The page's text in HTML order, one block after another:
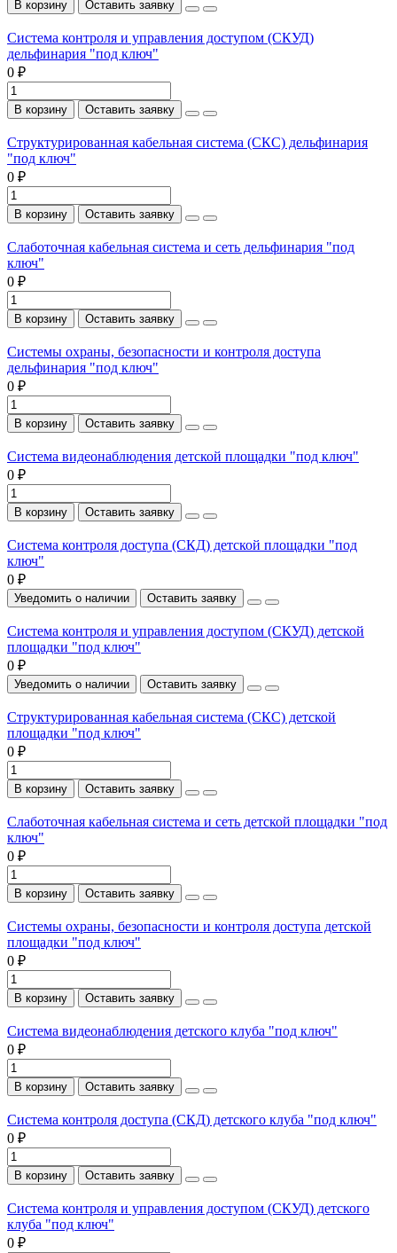
В корзину Оставить заявку
Система контроля и управления доступом (СКУД)
дельфинария "под ключ"
0 ₽
В корзину Оставить заявку
Структурированная кабельная система (СКС) дельфинария
"под ключ"
0 ₽
В корзину Оставить заявку
Слаботочная кабельная система и сеть дельфинария "под
ключ"
0 ₽
В корзину Оставить заявку
Системы охраны, безопасности и контроля доступа
дельфинария "под ключ"
0 ₽
В корзину Оставить заявку
Система видеонаблюдения детской площадки "под ключ"
0 ₽
В корзину Оставить заявку
Система контроля доступа (СКД) детской площадки "под
ключ"
0 ₽
Уведомить о наличии Оставить заявку
Система контроля и управления доступом (СКУД) детской
площадки "под ключ"
0 ₽
Уведомить о наличии Оставить заявку
Структурированная кабельная система (СКС) детской
площадки "под ключ"
0 ₽
В корзину Оставить заявку
Слаботочная кабельная система и сеть детской площадки "под
ключ"
0 ₽
В корзину Оставить заявку
Системы охраны, безопасности и контроля доступа детской
площадки "под ключ"
0 ₽
В корзину Оставить заявку
Система видеонаблюдения детского клуба "под ключ"
0 ₽
В корзину Оставить заявку
Система контроля доступа (СКД) детского клуба "под ключ"
0 ₽
В корзину Оставить заявку
Система контроля и управления доступом (СКУД) детского
клуба "под ключ"
0 ₽